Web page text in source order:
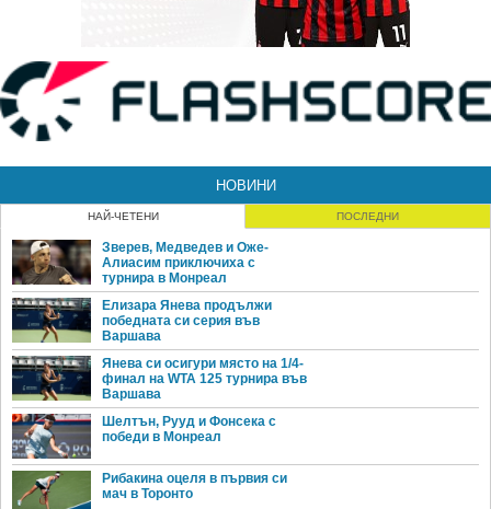
НОВИНИ
НАЙ-ЧЕТЕНИ ПОСЛЕДНИ
Зверев, Медведев и Оже-
Алиасим приключиха с
турнира в Монреал
Елизара Янева продължи
победната си серия във
Варшава
Янева си осигури място на 1/4-
финал на WTA 125 турнира във
Варшава
Шелтън, Рууд и Фонсека с
победи в Монреал
Рибакина оцеля в първия си
мач в Торонто